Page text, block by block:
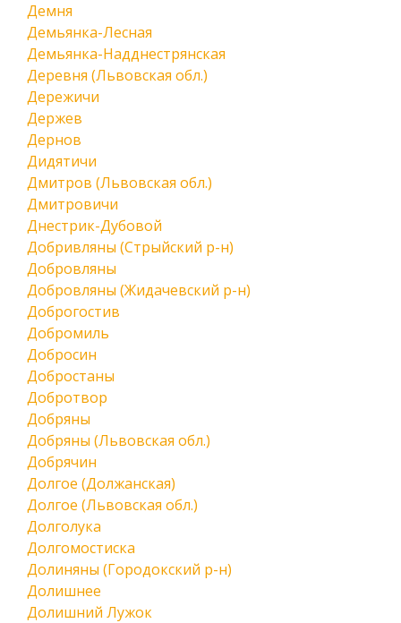
Демня
Демьянка-Лесная
Демьянка-Надднестрянская
Деревня (Львовская обл.)
Дережичи
Держев
Дернов
Дидятичи
Дмитров (Львовская обл.)
Дмитровичи
Днестрик-Дубовой
Добривляны (Стрыйский р-н)
Добровляны
Добровляны (Жидачевский р-н)
Доброгостив
Добромиль
Добросин
Добростаны
Добротвор
Добряны
Добряны (Львовская обл.)
Добрячин
Долгое (Должанская)
Долгое (Львовская обл.)
Долголука
Долгомостиска
Долиняны (Городокский р-н)
Долишнее
Долишний Лужок